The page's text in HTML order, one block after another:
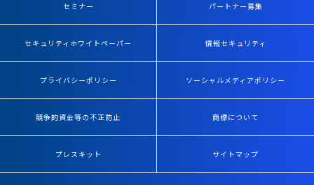
セミナー パートナー募集
セキュリティホワイトペーパー 情報セキュリティ
プライバシーポリシー ソーシャルメディアポリシー
競争的資金等の不正防止 商標について
プレスキット サイトマップ